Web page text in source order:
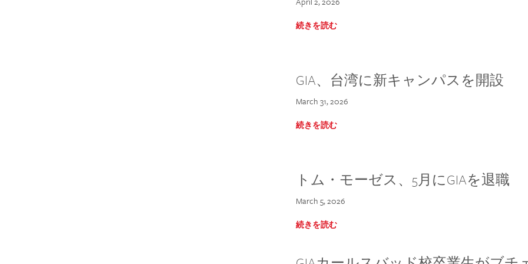
続きを読む
GIA、台湾に新キャンパスを開設
March 31, 2026
続きを読む
トム・モーゼス、5月にGIAを退職
March 5, 2026
続きを読む